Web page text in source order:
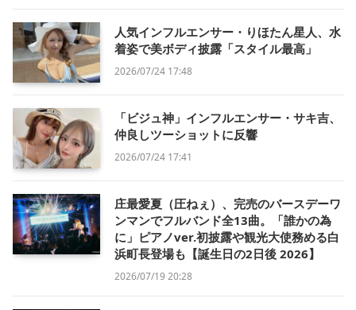
人気インフルエンサー・りほたん星人、水
着姿で美ボディ披露「スタイル最高」
2026/07/24 17:48
「ビジュ神」インフルエンサー・サキ吉、
仲良しツーショットに反響
2026/07/24 17:41
庄最愛夏（圧ねぇ）、完売のバースデーワ
ンマンでフルバンド全13曲。「誰かの為
に」ピアノver.初披露や観光大使務める白
浜町長登場も【誕生日の2日後 2026】
2026/07/19 20:28